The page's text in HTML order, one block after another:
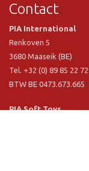
Contact
PIA International
Renkoven 5
3680 Maaseik (BE)
Tel. +32 (0) 89 85 22 72
BTW BE 0473.673.665
PIA Soft Toys